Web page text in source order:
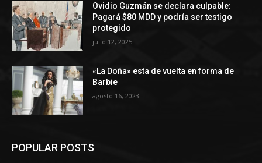
Ovidio Guzmán se declara culpable:
Pagará $80 MDD y podría ser testigo
protegido
julio 12, 2025
«La Doña» esta de vuelta en forma de
Barbie
agosto 16, 2023
POPULAR POSTS